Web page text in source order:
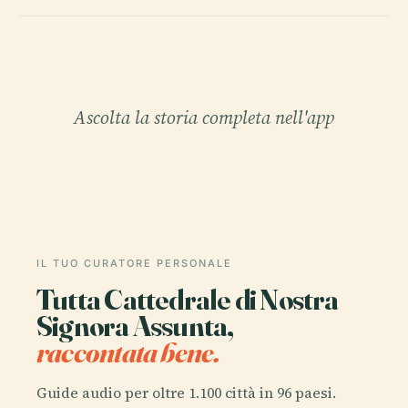
Ascolta la storia completa nell'app
IL TUO CURATORE PERSONALE
Tutta Cattedrale di Nostra
Signora Assunta,
raccontata bene.
Guide audio per oltre 1.100 città in 96 paesi.